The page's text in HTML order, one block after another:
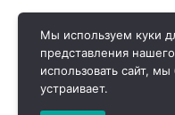
Мы используем куки
представления
использовать сайт, мы
устраивает.